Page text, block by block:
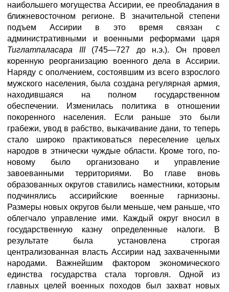
наибольшего могущества Ассирии, ее преобладания в
ближневосточном регионе. В значительной степени
подъем Ассирии в это время связан с
административными и военными реформами царя
Тиглатпаласара III (745—727 до н.э.). Он провел
коренную реорганизацию военного дела в Ассирии.
Наряду с ополчением, состоявшим из всего взрослого
мужского населения, была создана регулярная армия,
находившаяся на полном государственном
обеспечении. Изменилась политика в отношении
покоренного населения. Если раньше это были
грабежи, увод в рабство, выкачивание дани, то теперь
стало широко практиковаться переселение целых
народов в этнически чуждые области. Кроме того, по-
новому было организовано и управление
завоеванными территориями. Во главе вновь
образованных округов ставились наместники, которым
подчинялись ассирийские военные гарнизоны.
Размеры новых округов были меньше, чем раньше, что
облегчало управление ими. Каждый округ вносил в
государственную казну определенные налоги. В
результате была установлена строгая
централизованная власть Ассирии над захваченными
народами. Важнейшим фактором экономического
единства государства стала торговля. Одной из
главных целей военных походов был захват новых